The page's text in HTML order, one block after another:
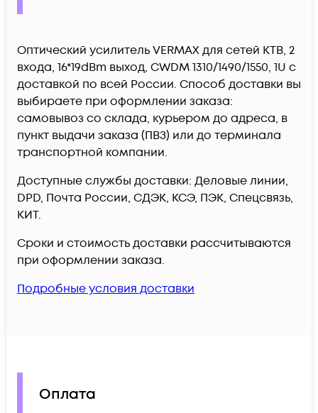
Оптический усилитель VERMAX для сетей КТВ, 2
входа, 16*19dBm выход, CWDM 1310/1490/1550, 1U c
доставкой по всей России. Способ доставки вы
выбираете при оформлении заказа:
самовывоз со склада, курьером до адреса, в
пункт выдачи заказа (ПВЗ) или до терминала
транспортной компании.
Доступные службы доставки: Деловые линии,
DPD, Почта России, СДЭК, КСЭ, ПЭК, Спецсвязь,
КИТ.
Сроки и стоимость доставки рассчитываются
при оформлении заказа.
Подробные условия доставки
Оплата